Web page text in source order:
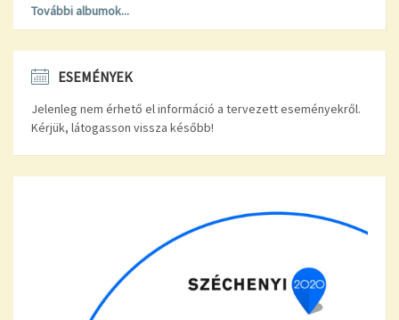
További albumok...
ESEMÉNYEK
Jelenleg nem érhető el információ a tervezett eseményekről.
Kérjük, látogasson vissza később!